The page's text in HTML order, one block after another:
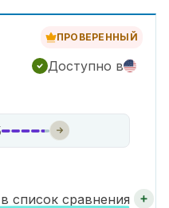
ПРОВЕРЕННЫЙ
Доступно в
список сравнения